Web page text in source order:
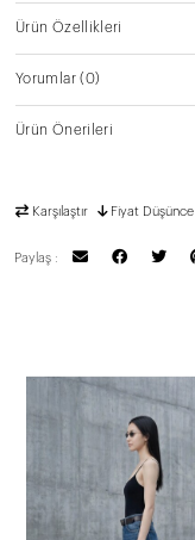
Ürün Özellikleri
Yorumlar(0)
Ürün Önerileri
Karşılaştır Fiyat
Paylaş :